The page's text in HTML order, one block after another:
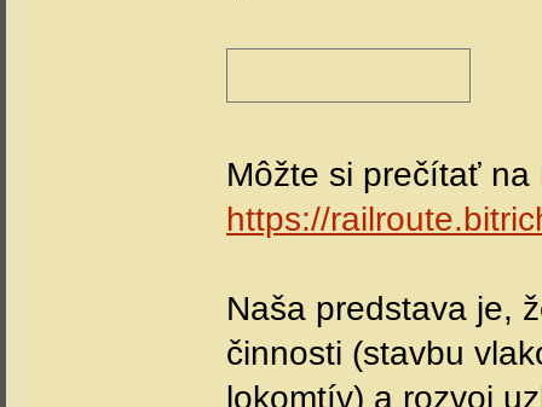
Môžte si prečítať na
https://
Naša predstava je,
činnosti (stavbu
lokomtív) a rozvoj